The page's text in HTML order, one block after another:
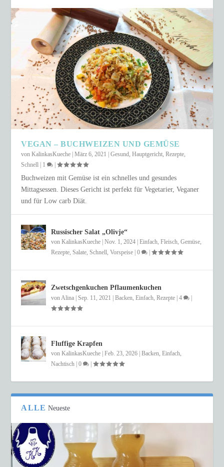
VEGAN – BUCHWEIZEN UND GEMÜSE
vonKalinkasKueche |März 6, 2021 |Gesund ,Hauptgericht ,Rezepte
Schnell | 1 |
Buchweizen mit Gemüse ist ein schnelles und gesundes
Mittagsessen. Dieses Gericht ist perfekt für Vegetarier, Veganer
und für Low carb Diät.
Russischer Salat „Olivje“
vonKalinkasKueche |Nov. 1, 2024 |Einfach ,Fleisch ,Gemüse
Rezepte ,Salate ,Schnell ,Vorspeise |0 |
Zwetschgenkuchen Pflaumenkuchen
von Alina |Sep. 11, 2021 |Backen ,Einfach ,Rezepte |4 |
Fluffige Krapfen
vonKalinkasKueche |Feb. 23, 2026 |Backen ,Einfach
Nachtisch |0 |
ALLE Neueste